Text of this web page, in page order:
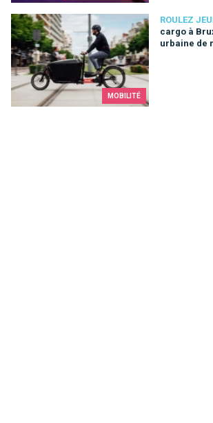
MOBILITÉ
ROULEZ
cargo à
urbaine de
Le vélo-cargo à Bruxelles, la solution